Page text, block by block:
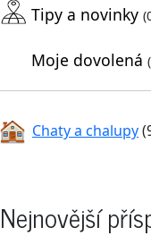
Tipy a novinky
Moje dovolená
Chaty a chalupy
Nejnovější